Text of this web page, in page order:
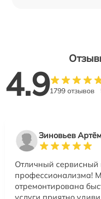
4.91799 отзывов
Зиновьев
Отличный сервисный
профессионализма!
отремонтирована
услуги приятно